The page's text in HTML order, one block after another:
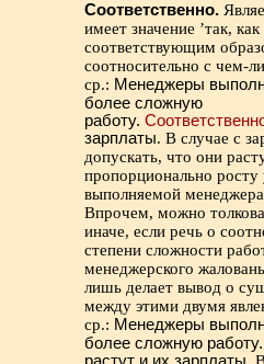
Соответственно.
имеет значение ’так, как
соответствующим
соотносительно с чем-
ср.: Менеджеры
более сложную
работу.
зарплаты. В случае с
допускать, что они
пропорционально
выполняемой
Впрочем, можно
иначе, если речь о
степени сложности
менеджерского
лишь делает вывод о
между этими двумя
ср.: Менеджеры
более сложную